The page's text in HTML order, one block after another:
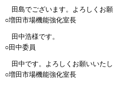
田島でございます。よろしくお願
○増田市場機能強化室長
田中浩様です。
○田中委員
田中です。よろしくお願いいたし
○増田市場機能強化室長